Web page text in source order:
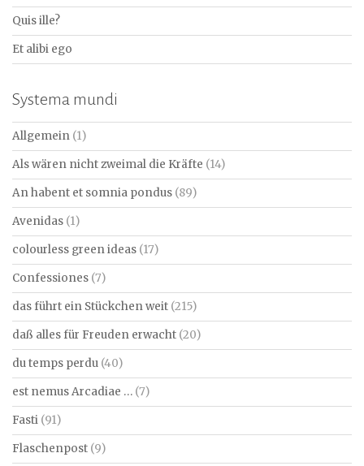
Quis ille?
Et alibi ego
Systema mundi
Allgemein (1)
Als wären nicht zweimal die Kräfte (14)
An habent et somnia pondus (89)
Avenidas (1)
colourless green ideas (17)
Confessiones (7)
das führt ein Stückchen weit (215)
daß alles für Freuden erwacht (20)
du temps perdu (40)
est nemus Arcadiae … (7)
Fasti (91)
Flaschenpost (9)